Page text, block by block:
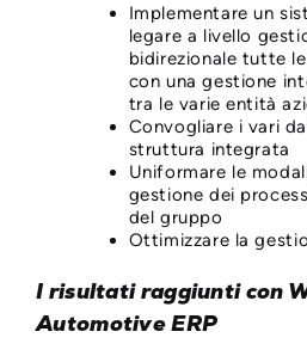
Implementare un
legare a livello
bidirezionale tutte
con una gestione
tra le varie entità
Convogliare i vari
struttura integrata
Uniformare le
gestione dei
del gruppo
Ottimizzare la
I risultati raggiunti con
Automotive ERP